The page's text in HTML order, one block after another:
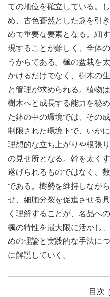
ての地位を確立している。
め、古色蒼然とした趣を引
めて重要な要素となる。細
現することが難しく、全体
うからである。楓の盆栽を
かけるだけでなく、樹木の
と管理が求められる。植物
樹木へと成長する能力を秘
た鉢の中の環境では、その
制限された環境下で、いか
理想的な立ち上がりや根張
の見せ所となる。幹を太く
遂げられるものではなく、
である。樹勢を維持しなが
せ、細胞分裂を促進させる
く理解することが、名品へ
楓の特性を最大限に活かし
めの理論と実践的な手法に
に解説していく。
目次